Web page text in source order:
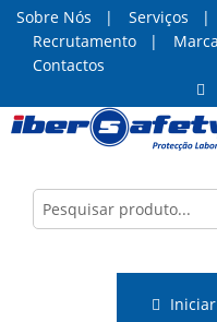
Sobre Nós Serviços
Recrutamento
Contactos